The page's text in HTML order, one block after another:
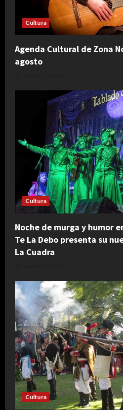
Cultura
Agenda Cultural de Zona
agosto
Cultura
Noche de murga y humor
Te La Debo presenta su
La Cuadra
Cultura